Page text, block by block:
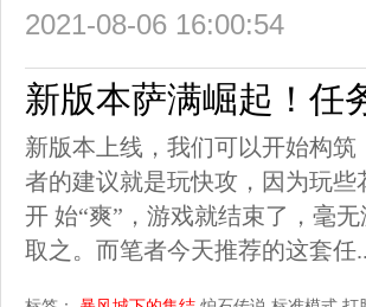
2021-08-06 16:00:54
新版本萨满崛起！任
新版本上线，我们可以开始构
者的建议就是玩快攻，因为玩
开 始“爽”，游戏就结束了，毫
取之。而笔者今天推荐的这套任